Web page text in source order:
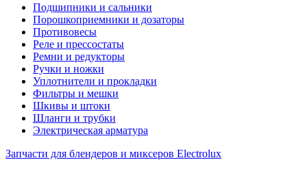
Подшипники и сальники
Порошкоприемники и дозаторы
Противовесы
Реле и прессостаты
Ремни и редукторы
Ручки и ножки
Уплотнители и прокладки
Фильтры и мешки
Шкивы и штоки
Шланги и трубки
Электрическая арматура
Запчасти для блендеров и миксеров Electrolux